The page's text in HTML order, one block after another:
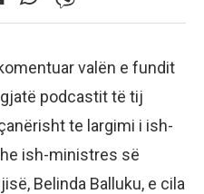
valën e fundit
podcastit të tij
te largimi i ish-
ish-ministres së
Belinda Balluku, e cila